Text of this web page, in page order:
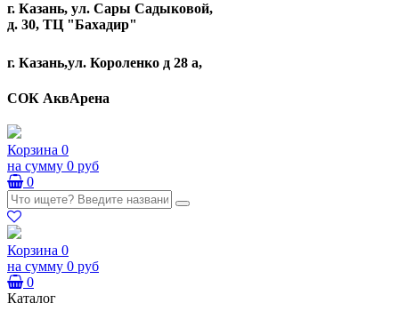
г. Казань, ул. Сары Садыковой,
д. 30, ТЦ "Бахадир"
г. Казань,ул. Короленко д 28 а,
СОК АквАрена
Корзина 0
на сумму 0 руб
0
Корзина 0
на сумму 0 руб
0
Каталог